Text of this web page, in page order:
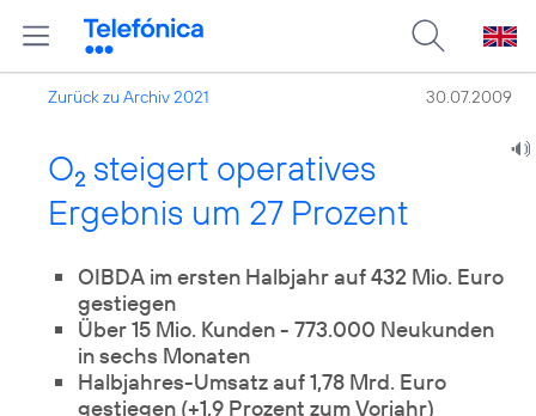
Zurück zu Archiv 2021 30.07.2009
O2 steigert operatives
Ergebnis um 27 Prozent
OIBDA im ersten Halbjahr auf 432 Mio. Euro
Über 15 Mio. Kunden - 773.000 Neukunden
in sechs Monaten
Halbjahres-Umsatz auf 1,78 Mrd. Euro
gestiegen (+1,9 Prozent zum Vorjahr)